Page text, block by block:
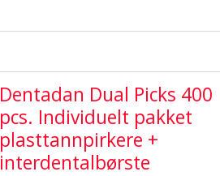
Dentadan Dual Picks 400
pcs. Individuelt pakket
plasttannpirkere +
interdentalbørste